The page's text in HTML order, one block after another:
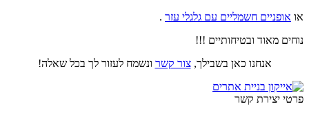
או אופניים חשמליים עם גלגלי עזר .
נוחים מאוד ובטיחותיים !!!
אנחנו כאן בשבילך,צור קשר ונשמח לעזור לך בכל שאלה!
פרטי יצירת קשר